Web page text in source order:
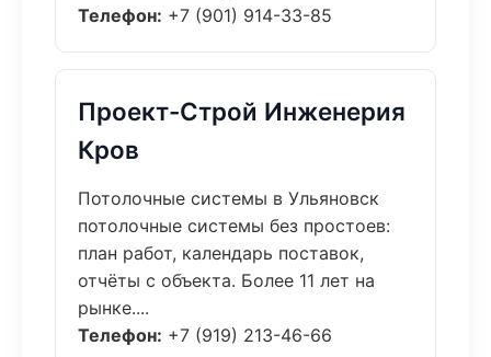
Телефон: +7 (901) 914-33-85
Проект-Строй Инженерия
Кров
Потолочные системы в Ульяновск
потолочные системы без простоев:
план работ, календарь поставок,
отчёты с объекта. Более 11 лет на
рынке....
Телефон: +7 (919) 213-46-66